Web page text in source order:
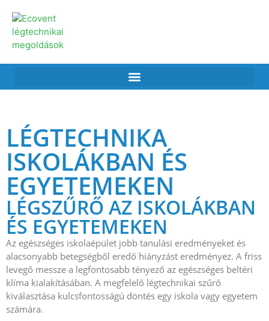
LÉGTECHNIKA
ISKOLÁKBAN ÉS
EGYETEMEKEN
LÉGSZŰRŐ AZ ISKOLÁKBAN
ÉS EGYETEMEKEN
Az egészséges iskolaépület jobb tanulási eredményeket és
alacsonyabb betegségből eredő hiányzást eredményez. A friss
levegő messze a legfontosabb tényező az egészséges beltéri
klíma kialakításában. A megfelelő légtechnikai szűrő
kiválasztása kulcsfontosságú döntés egy iskola vagy egyetem
számára.